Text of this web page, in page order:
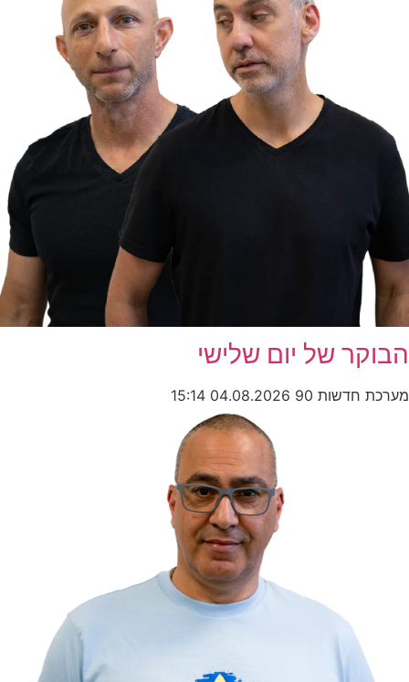
הבוקר של יום שלישי
מערכת חדשות 90 04.08.2026
15:14